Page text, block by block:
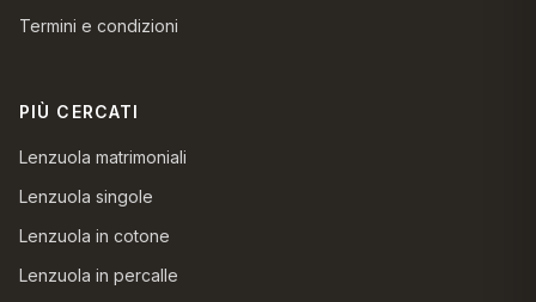
Termini e condizioni
PIÙ CERCATI
Lenzuola matrimoniali
Lenzuola singole
Lenzuola in cotone
Lenzuola in percalle